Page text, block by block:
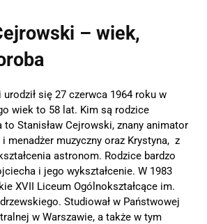
– wiek,
się 27 czerwca 1964 roku w
wiek to 58 lat. Kim są rodzice
to Stanisław Cejrowski, znany animator
menadżer muzyczny oraz Krystyna, z
astronom. Rodzice bardzo
i jego wykształcenie. W 1983
XVII Liceum Ogólnokształcące im.
Studiował w Państwowej
w Warszawie, a także w tym